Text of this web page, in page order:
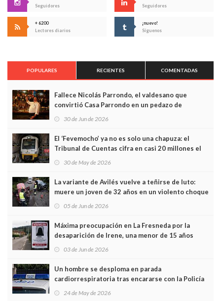
Seguidores
Seguidores
+ 6200
Lectores diarios
¡nuevo!
Síguenos
POPULARES RECIENTES COMENTADAS
Fallece Nicolás Parrondo, el valdesano que
convirtió Casa Parrondo en un pedazo de
30 de Jun de 2026
El ‘Fevemocho’ ya no es solo una chapuza: el
Tribunal de Cuentas cifra en casi 20 millones el
30 de May de 2026
La variante de Avilés vuelve a teñirse de luto:
muere un joven de 32 años en un violento choque
05 de Jun de 2026
Máxima preocupación en La Fresneda por la
desaparición de Irene, una menor de 15 años
03 de Jun de 2026
Un hombre se desploma en parada
cardiorrespiratoria tras encararse con la Policía
24 de May de 2026